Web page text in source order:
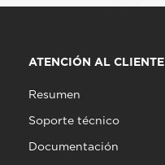
ATENCIÓN AL CLIENTE
Resumen
Soporte técnico
Documentación